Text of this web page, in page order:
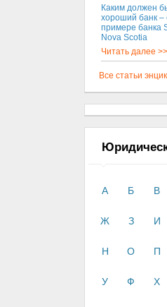
Каким должен
хороший банк –
примере банка
Nova Scotia
Читать далее
Все статьи
А Б В
Ж З И
Н О П
У Ф Х